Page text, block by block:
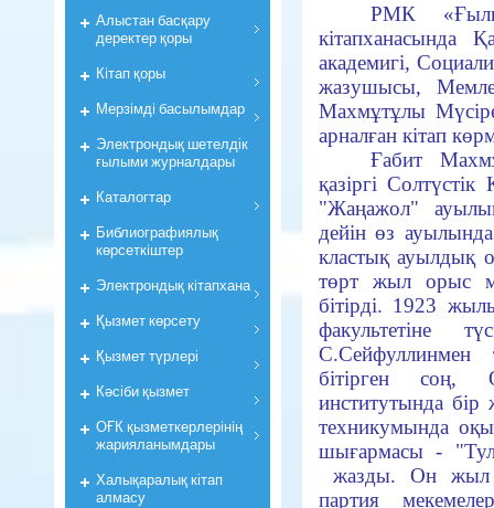
РМК
кітапханасында
академигі,
жазушысы,
Махмұтұлы
арналған кітап
Ғабит
қазіргі
"Жаңажол"
дейін өз
кластық ауылдық
төрт жыл орыс
бітірді. 1923
бітірген соң,
институтында
техникумында
шығармасы -
жазды. Он жыл
партия
Алыстан басқару
деректер қоры
Кiтап қоры
Мерзiмдi басылымдар
Электрондық шетелдік
ғылыми журналдары
Каталогтар
Библиографиялық
көрсеткiштер
Электрондық кiтапхана
Қызмет көрсету
Қызмет түрлері
Кәсіби қызмет
ОҒК қызметкерлерiнiң
жарияланымдары
Халықаралық кітап
алмасу